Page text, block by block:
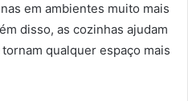
em ambientes muito mais
disso, as cozinhas ajudam
qualquer espaço mais